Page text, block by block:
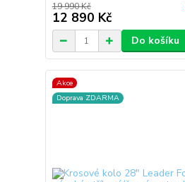
19 990 Kč
12 890 Kč
Do košíku
Akce
Doprava ZDARMA